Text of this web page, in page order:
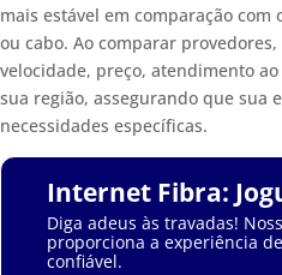
mais estável em comparação com
ou cabo. Ao comparar
velocidade, preço, atendimento
sua região, assegurando que sua
necessidades específicas.
Internet Fibra:
Diga adeus às travadas!
proporciona a experiência
confiável.